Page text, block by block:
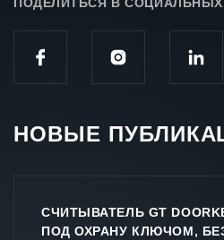
НОВЫЕ
СЧИТЫВАТЕЛЬ GT
ПОД ОХРАНУ КЛЮЧОМ,